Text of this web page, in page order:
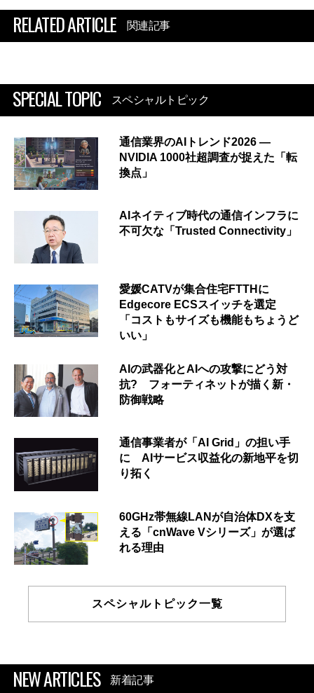
RELATED ARTICLE 関連記事
SPECIAL TOPIC スペシャルトピック
通信業界のAIトレンド2026 ―
NVIDIA 1000社超調査が捉えた「転
換点」
AIネイティブ時代の通信インフラに
不可欠な「Trusted Connectivity」
愛媛CATVが集合住宅FTTHに
Edgecore ECSスイッチを選定
「コストもサイズも機能もちょうど
いい」
AIの武器化とAIへの攻撃にどう対
抗? フォーティネットが描く新・
防御戦略
通信事業者が「AI Grid」の担い手
に AIサービス収益化の新地平を切
り拓く
60GHz帯無線LANが自治体DXを支
える「cnWave Vシリーズ」が選ば
れる理由
スペシャルトピック一覧
NEW ARTICLES 新着記事